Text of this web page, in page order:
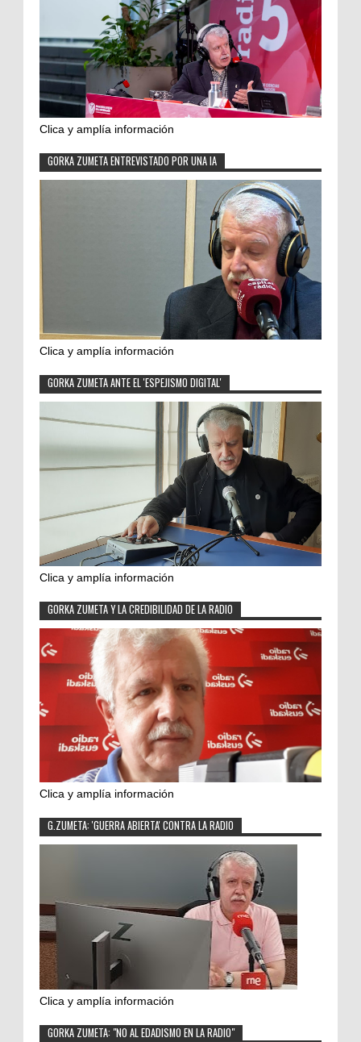
Clica y amplía información
GORKA ZUMETA ENTREVISTADO POR UNA IA
Clica y amplía información
GORKA ZUMETA ANTE EL 'ESPEJISMO DIGITAL'
Clica y amplía información
GORKA ZUMETA Y LA CREDIBILIDAD DE LA RADIO
Clica y amplía información
G.ZUMETA: 'GUERRA ABIERTA' CONTRA LA RADIO
Clica y amplía información
GORKA ZUMETA: "NO AL EDADISMO EN LA RADIO"